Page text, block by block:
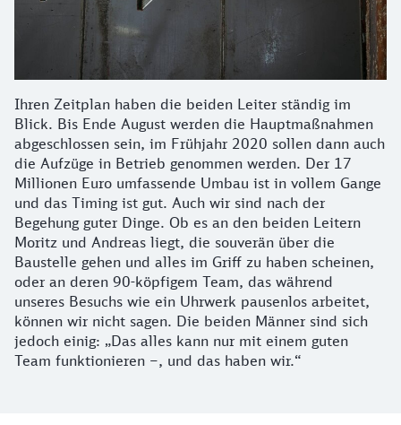
Ihren Zeitplan haben die beiden Leiter ständig im
Blick. Bis Ende August werden die Hauptmaßnahmen
abgeschlossen sein, im Frühjahr 2020 sollen dann auch
die Aufzüge in Betrieb genommen werden. Der 17
Millionen Euro umfassende Umbau ist in vollem Gange
und das Timing ist gut. Auch wir sind nach der
Begehung guter Dinge. Ob es an den beiden Leitern
Moritz und Andreas liegt, die souverän über die
Baustelle gehen und alles im Griff zu haben scheinen,
oder an deren 90-köpfigem Team, das während
unseres Besuchs wie ein Uhrwerk pausenlos arbeitet,
können wir nicht sagen. Die beiden Männer sind sich
jedoch einig: „Das alles kann nur mit einem guten
Team funktionieren –, und das haben wir.“